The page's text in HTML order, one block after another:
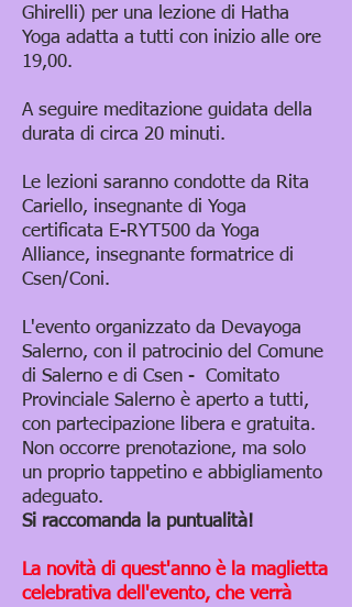
Ghirelli) per una lezione di Hatha
Yoga adatta a tutti con inizio alle ore
19,00.
A seguire meditazione guidata della
durata di circa 20 minuti.
Le lezioni saranno condotte da Rita
Cariello, insegnante di Yoga
certificata E-RYT500 da Yoga
Alliance, insegnante formatrice di
Csen/Coni.
L'evento organizzato da Devayoga
Salerno, con il patrocinio del Comune
di Salerno e di Csen - Comitato
Provinciale Salerno è aperto a tutti,
con partecipazione libera e gratuita.
Non occorre prenotazione, ma solo
un proprio tappetino e abbigliamento
adeguato.
Si raccomanda la puntualità!
La novità di quest'anno è la maglietta
celebrativa dell'evento, che verrà